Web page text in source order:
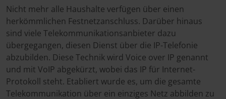
Nicht mehr alle Haushalte verfügen über einen
herkömmlichen Festnetzanschluss. Darüber hinaus
sind viele Telekommunikationsanbieter dazu
übergegangen, diesen Dienst über die IP-Telefonie
abzubilden. Diese Technik wird Voice over IP genannt
und mit VoIP abgekürzt, wobei das IP für Internet-
Protokoll steht. Etabliert wurde es, um die gesamte
Telekommunikation über ein einziges Netz abbilden zu